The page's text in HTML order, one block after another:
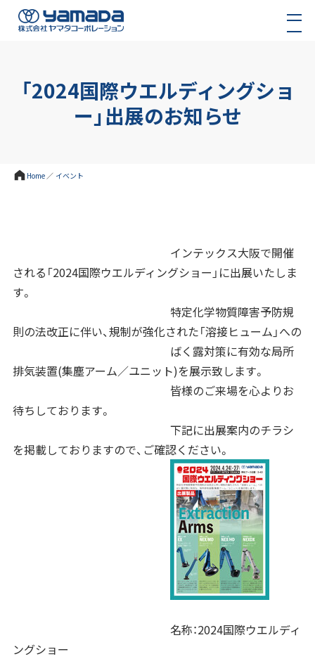
「2024国際ウエルディングショ
ー」出展のお知らせ
Home ／ イベント
インテックス大阪で開催
される「2024国際ウエルディングショー」に出展いたしま
す。
特定化学物質障害予防規
則の法改正に伴い、規制が強化された「溶接ヒューム」への
ばく露対策に有効な局所
排気装置(集塵アーム／ユニット)を展示致します。
皆様のご来場を心よりお
待ちしております。
下記に出展案内のチラシ
を掲載しておりますので、ご確認ください。
名称：2024国際ウエルディ
ングショー